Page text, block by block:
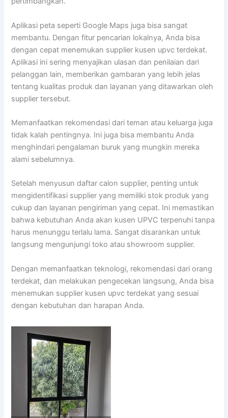
Aplikasi peta seperti Google Maps juga bisa sangat
membantu. Dengan fitur pencarian lokalnya, Anda bisa
dengan cepat menemukan supplier kusen upvc terdekat.
Aplikasi ini sering menyajikan ulasan dan penilaian dari
pelanggan lain, memberikan gambaran yang lebih jelas
tentang kualitas produk dan layanan yang ditawarkan oleh
supplier tersebut.
Memanfaatkan rekomendasi dari teman atau keluarga juga
tidak kalah pentingnya. Ini juga bisa membantu Anda
menghindari pengalaman buruk yang mungkin mereka
alami sebelumnya.
Setelah menyusun daftar calon supplier, penting untuk
mengidentifikasi supplier yang memiliki stok produk yang
cukup dan layanan pengiriman yang cepat. Ini memastikan
bahwa kebutuhan Anda akan kusen UPVC terpenuhi tanpa
harus menunggu terlalu lama. Sangat disarankan untuk
langsung mengunjungi toko atau showroom supplier.
Dengan memanfaatkan teknologi, rekomendasi dari orang
terdekat, dan melakukan pengecekan langsung, Anda bisa
menemukan supplier kusen upvc terdekat yang sesuai
dengan kebutuhan dan harapan Anda.